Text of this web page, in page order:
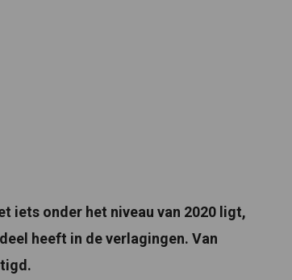
iets onder het niveau van 2020 ligt,
heeft in de verlagingen. Van